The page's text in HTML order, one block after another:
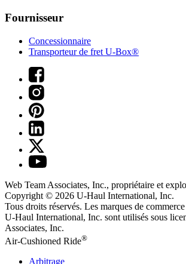
Fournisseur
Concessionnaire
Transporteur de fret U-Box®
Web Team Associates, Inc., propriétaire et
Copyright © 2026 U-Haul International, Inc.
Tous droits réservés. Les marques de
U-Haul International, Inc. sont utilisés sous
Associates, Inc.
Air-Cushioned Ride®
Arbitrage